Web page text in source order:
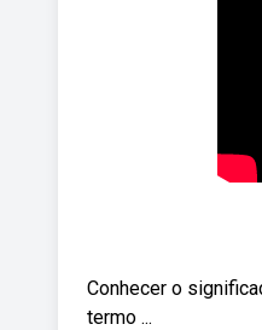
Conhecer o
termo ...